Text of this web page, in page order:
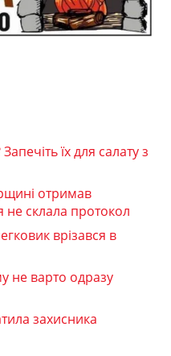
їх для салату з
отримав
склала протокол
врізався в
не варто одразу
захисника